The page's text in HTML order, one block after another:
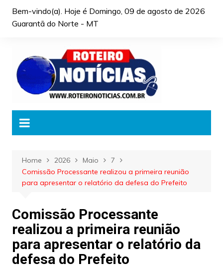
Bem-vindo(a). Hoje é Domingo, 09 de agosto de 2026
Guarantã do Norte - MT
Home 2026 Maio
7
Comissão Processante realizou a primeira reunião
para apresentar o relatório da defesa do Prefeito
Comissão Processante
realizou a primeira reunião
para apresentar o relatório da
defesa do Prefeito